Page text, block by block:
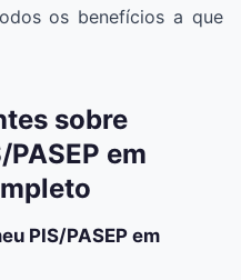
os benefícios a que
sobre
em
PIS/PASEP em